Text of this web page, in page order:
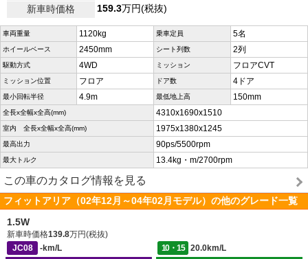
新車時価格
159.3万円(税抜)
車両重量 1120kg 乗車定員 5名
ホイールベース 2450mm シート列数 2列
駆動方式 4WD ミッション フロアCVT
ミッション位置 フロア ドア数 4ドア
最小回転半径 4.9m 最低地上高 150mm
全長x全幅x全高(mm) 4310x1690x1510
室内 全長x全幅x全高(mm) 1975x1380x1245
最高出力 90ps/5500rpm
最大トルク 13.4kg・m/2700rpm
この車のカタログ情報を見る
フィットアリア（02年12月～04年02月モデル）の他のグレード一覧
1.5W
新車時価格139.8万円(税抜)
JC08
-km/L 10・15
20.0km/L